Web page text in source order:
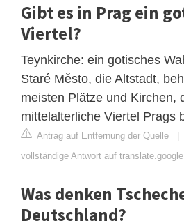
Gibt es in Prag ein
Viertel?
Teynkirche: ein gotisches
Staré Město, die Altstadt,
meisten Plätze und Kirchen,
mittelalterliche Viertel Prags
Antrag auf Entfernung der Quelle |
vollständige Antwort auf
Was denken
Deutschland?